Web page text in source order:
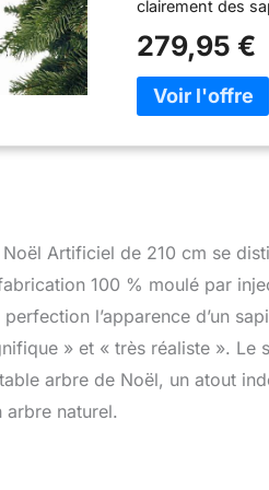
clairement des
pression du
flexibilité des
Noël artificiels
famille. Le sapin
toxiques et
en place malgré
extérieures.
une atmosphère
noel artificiel
279,95 €
Noël Artificiel de 210 cm se
100 % moulé par
l’apparence d’un
» et « très réaliste ».
arbre de Noël, un atout
arbre naturel.